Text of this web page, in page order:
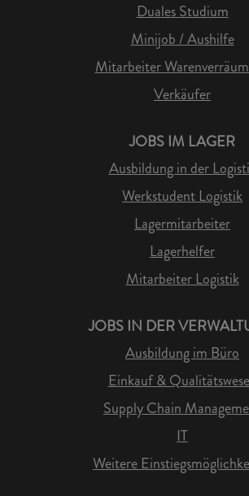
Duales Studium
Minijob / Aushilfe
Mitarbeiter
Verkäufer
JOBS IM LAGER
Ausbildung in der
Werkstudent Logistik
Lagermitarbeiter
Lagerhelfer
Mitarbeiter Logistik
JOBS IN DER
Ausbildung im Büro
Einkauf &
Supply Chain
IT
Weitere